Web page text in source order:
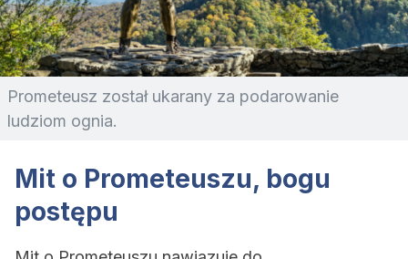
Prometeusz został ukarany za podarowanie
ludziom ognia.
Mit o Prometeuszu, bogu
postępu